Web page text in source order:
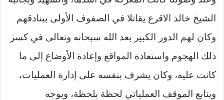
الشيخ خالد الاقرع يقاتلا في الصفوف الأولى ببنادقهم
وكان لهم الدور الكبير بعد الله سبحانه وتعالى في كسر
ذلك الهجوم واستعادة المواقع وإعادة الأوضاع إلى ما
كانت عليه، وكان يشرف بنفسه على إدارة العمليات،
ويتابع الموقف العملياتي لحظة بلحظة، ويوجه